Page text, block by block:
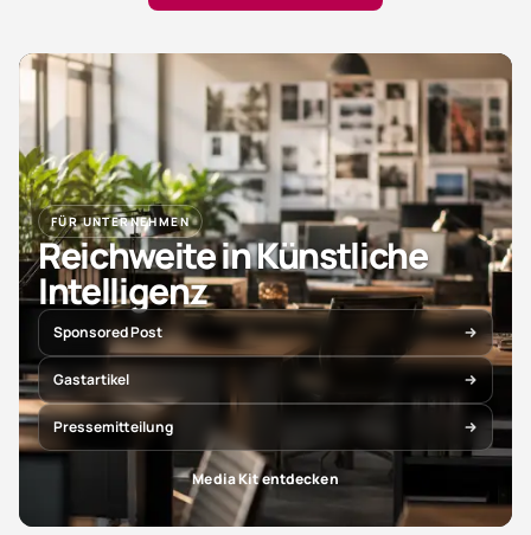
FÜR UNTERNEHMEN
Reichweite in Künstliche
Intelligenz
Sponsored Post
Gastartikel
Pressemitteilung
Media Kit entdecken